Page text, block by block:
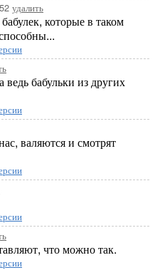
удалить
которые в таком
ведь бабульки из других
валяются и смотрят
что можно так.